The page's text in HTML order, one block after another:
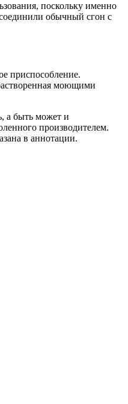
поскольку именно
соединили обычный сгон с
приспособление.
моющими
а быть может и
производителем.
в аннотации.